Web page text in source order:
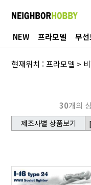
NEW 프라모델 무선
현재위치 :프라모델 >
30개의
제조사별 상품보기